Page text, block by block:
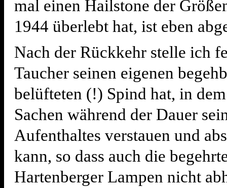
mal einen Hailstone der
1944 überlebt hat, ist eben
Nach der Rückkehr stelle ich
Taucher seinen eigenen
belüfteten (!) Spind hat, in
Sachen während der Dauer
Aufenthaltes verstauen und
kann, so dass auch die
Hartenberger Lampen nicht